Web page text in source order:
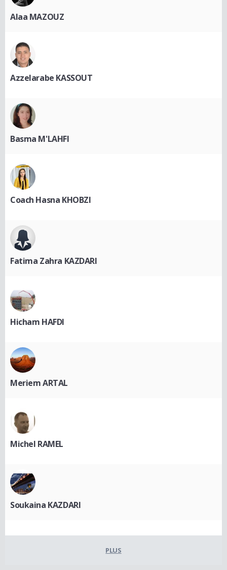
Alaa MAZOUZ
Azzelarabe KASSOUT
Basma M'LAHFI
Coach Hasna KHOBZI
Fatima Zahra KAZDARI
Hicham HAFDI
Meriem ARTAL
Michel RAMEL
Soukaina KAZDARI
PLUS